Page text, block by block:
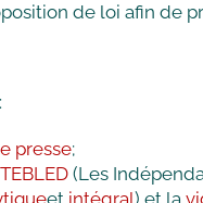
de loi afin de
presse;
(Les
et intégral) et la